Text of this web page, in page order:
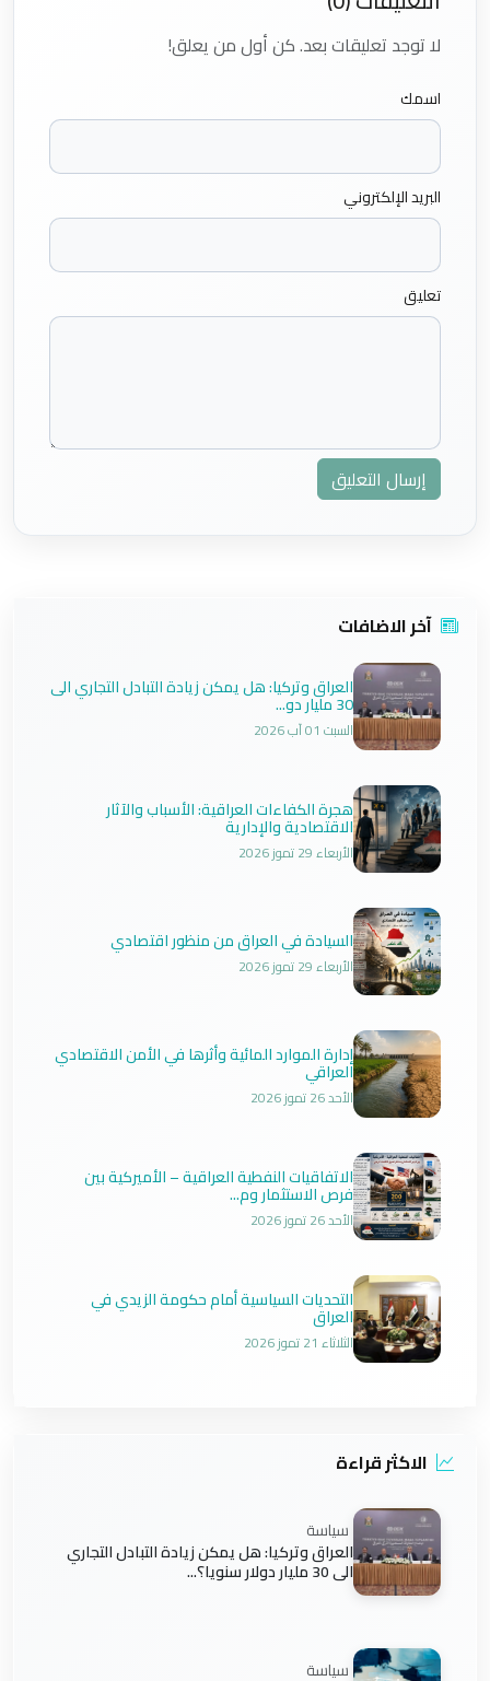
لا توجد تعليقات بعد. كن أول من يعلق!
اسمك
البريد الإلكتروني
تعليق
إرسال التعليق
آخر الاضافات
العراق وتركيا: هل يمكن زيادة التبادل التجاري الى
30 مليار دو...
السبت 01 آب 2026
هجرة الكفاءات العراقية: الأسباب والآثار
الاقتصادية والإدارية
الأربعاء 29 تموز 2026
السيادة في العراق من منظور اقتصادي
الأربعاء 29 تموز 2026
إدارة الموارد المائية وأثرها في الأمن الاقتصادي
العراقي
الأحد 26 تموز 2026
الاتفاقيات النفطية العراقية – الأميركية بين
فرص الاستثمار وم...
الأحد 26 تموز 2026
التحديات السياسية أمام حكومة الزيدي في
العراق
الثلاثاء 21 تموز 2026
الاكثر قراءة
سياسة
العراق وتركيا: هل يمكن زيادة التبادل التجاري
الى 30 مليار دولار سنويا؟...
سياسة